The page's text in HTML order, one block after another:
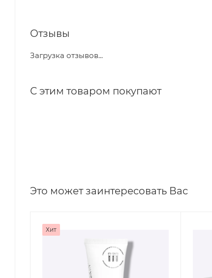
Отзывы
Загрузка отзывов...
С этим товаром покупают
Это может заинтересовать Вас
Хит